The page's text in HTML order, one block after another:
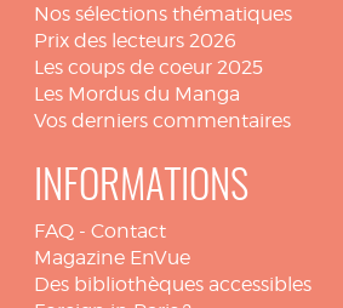
Nos sélections thématiques
Prix des lecteurs 2026
Les coups de coeur 2025
Les Mordus du Manga
Vos derniers commentaires
INFORMATIONS
FAQ - Contact
Magazine EnVue
Des bibliothèques accessibles